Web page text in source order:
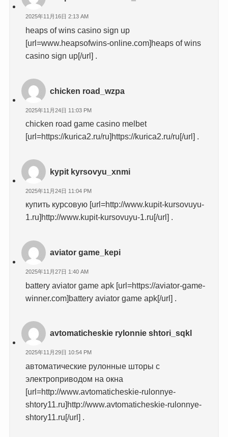
2025年11月16日 2:13 AM
heaps of wins casino sign up
[url=www.heapsofwins-online.com]heaps of wins
casino sign up[/url] .
chicken road_wzpa
2025年11月24日 11:03 PM
chicken road game casino melbet
[url=https://kurica2.ru/ru]https://kurica2.ru/ru[/url] .
kypit kyrsovyu_xnmi
2025年11月24日 11:04 PM
купить курсовую [url=http://www.kupit-kursovuyu-
1.ru]http://www.kupit-kursovuyu-1.ru[/url] .
aviator game_kepi
2025年11月27日 1:40 AM
battery aviator game apk [url=https://aviator-game-
winner.com]battery aviator game apk[/url] .
avtomaticheskie rylonnie shtori_sqkl
2025年11月29日 10:54 PM
автоматические рулонные шторы с
электроприводом на окна
[url=http://www.avtomaticheskie-rulonnye-
shtory11.ru]http://www.avtomaticheskie-rulonnye-
shtory11.ru[/url] .